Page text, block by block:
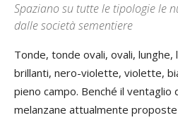
Spaziano su tutte le tipologie le
dalle società sementiere
Tonde, tonde ovali, ovali, lunghe,
brillanti, nero-violette, violette,
pieno campo. Benché il ventaglio
melanzane attualmente